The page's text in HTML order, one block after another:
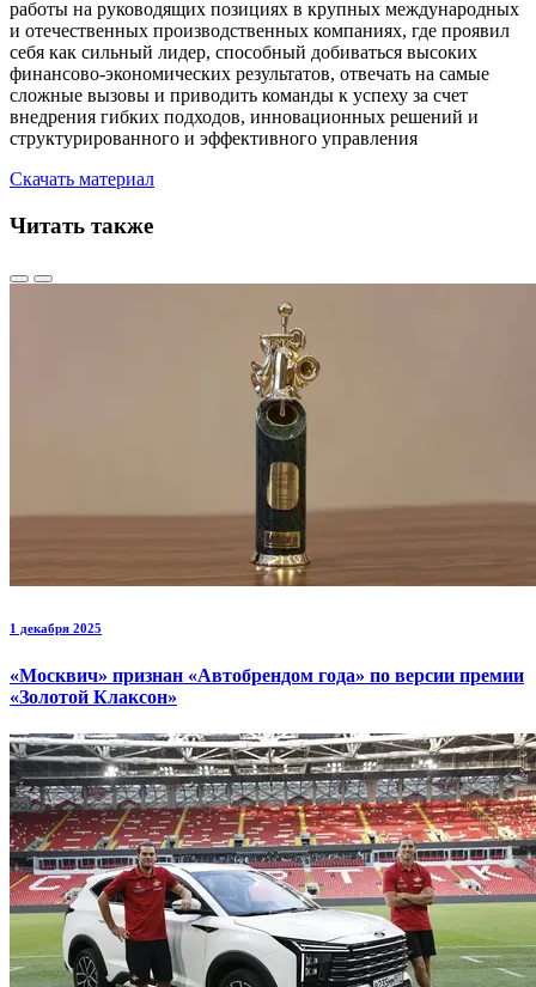
работы на руководящих позициях в крупных международных
и отечественных производственных компаниях, где проявил
себя как сильный лидер, способный добиваться высоких
финансово-экономических результатов, отвечать на самые
сложные вызовы и приводить команды к успеху за счет
внедрения гибких подходов, инновационных решений и
структурированного и эффективного управления
Скачать материал
Читать также
1 декабря 2025
«Москвич» признан «Автобрендом года» по версии премии
«Золотой Клаксон»